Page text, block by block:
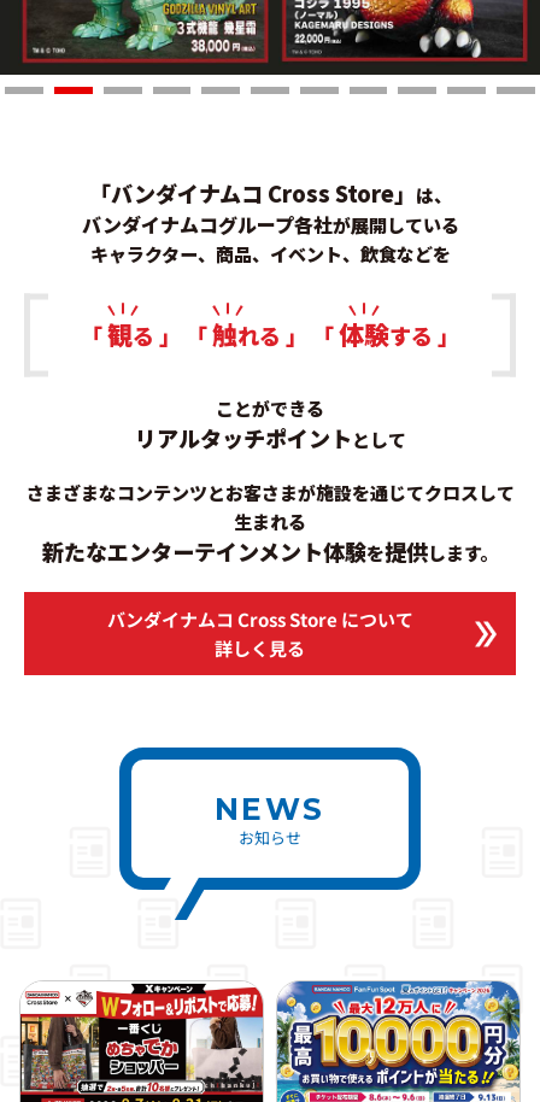
「バンダイナムコ Cross Store」 は、
バンダイナムコグループ各社が展開している
キャラクター、商品、イベント、飲食などを
「観る 」 「触れる 」 「体験する 」
ことができる
リアルタッチポイントとして
さまざまなコンテンツとお客さまが施設を通じてクロスして
生まれる
新たなエンターテインメント体験を提供します。
バンダイナムコ Cross Store について
詳しく見る
NEWS
お知らせ